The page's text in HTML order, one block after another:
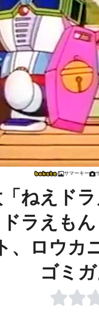
サマーキー
ねえド
ラえも
、ロウカ
ゴミガ